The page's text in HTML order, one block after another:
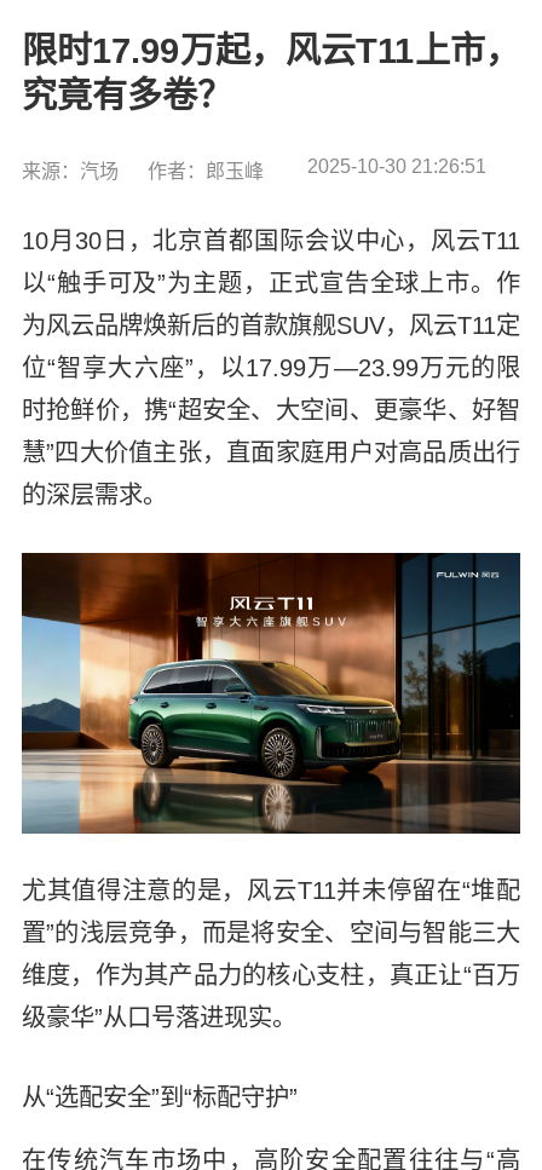
限时17.99万起，风云T11上市，
究竟有多卷？
来源：汽场 作者：郎玉峰 2025-10-30 21:26:51
10月30日，北京首都国际会议中心，风云T11
以“触手可及”为主题，正式宣告全球上市。作
为风云品牌焕新后的首款旗舰SUV，风云T11定
位“智享大六座”，以17.99万—23.99万元的限
时抢鲜价，携“超安全、大空间、更豪华、好智
慧”四大价值主张，直面家庭用户对高品质出行
的深层需求。
尤其值得注意的是，风云T11并未停留在“堆配
置”的浅层竞争，而是将安全、空间与智能三大
维度，作为其产品力的核心支柱，真正让“百万
级豪华”从口号落进现实。
从“选配安全”到“标配守护”
在传统汽车市场中，高阶安全配置往往与“高